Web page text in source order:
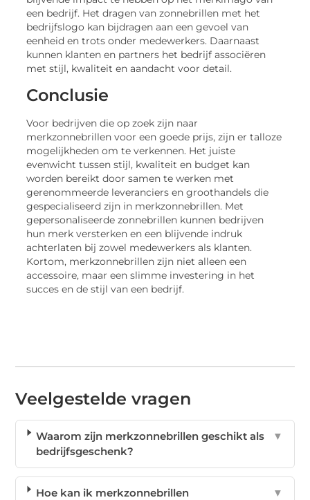
een bedrijf. Het dragen van zonnebrillen met het
bedrijfslogo kan bijdragen aan een gevoel van
eenheid en trots onder medewerkers. Daarnaast
kunnen klanten en partners het bedrijf associëren
met stijl, kwaliteit en aandacht voor detail.
Conclusie
Voor bedrijven die op zoek zijn naar
merkzonnebrillen voor een goede prijs, zijn er talloze
mogelijkheden om te verkennen. Het juiste
evenwicht tussen stijl, kwaliteit en budget kan
worden bereikt door samen te werken met
gerenommeerde leveranciers en groothandels die
gespecialiseerd zijn in merkzonnebrillen. Met
gepersonaliseerde zonnebrillen kunnen bedrijven
hun merk versterken en een blijvende indruk
achterlaten bij zowel medewerkers als klanten.
Kortom, merkzonnebrillen zijn niet alleen een
accessoire, maar een slimme investering in het
succes en de stijl van een bedrijf.
Veelgestelde vragen
Waarom zijn merkzonnebrillen geschikt als
bedrijfsgeschenk?
▼
Hoe kan ik merkzonnebrillen ▼